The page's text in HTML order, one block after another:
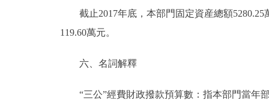
截止2017年底，本部門固定資産總額5280.25
119.60萬元。
六、名詞解釋
“三公”經費財政撥款預算數：指本部門當年部